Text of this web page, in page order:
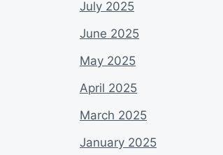
July 2025
June 2025
May 2025
April 2025
March 2025
January 2025